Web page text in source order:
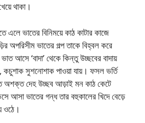
থাকা।
এলে ভাতের বিনিময়ে কাঠ কাটার কাজে
অপরিসীম ভাতের গল্প তাকে বিহ্বল করে
আসে ‘বাদা’ থেকে কিন্তু উচ্ছবের বাদায়
সুশনোশাক পাওয়া যায়। ফসল ভর্তি
অশক্ত দেহ উচ্ছব আড়াই মন কাঠ কেটে
আসা ভাতের গন্ধ তার বহুকালের খিদে বেড়ে
ওঠে।